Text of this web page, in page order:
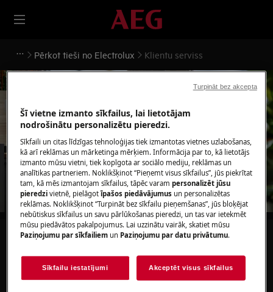
Pērkot tieši no Electrolux Klientu serviss
Atbalsts Klientu serviss
Meklēt mūsu atbalsta rakstos
Šī vietne izmanto sīkfailus, lai lietotājam
nodrošinātu personalizētu pieredzi.
Sīkfaili un citas līdzīgas tehnoloģijas tiek izmantotas vietnes uzlabošanas,
kā arī reklāmas un mārketinga mērķiem. Informācija par to, kā lietotājs
izmanto mūsu vietni, tiek kopīgota ar sociālo mediju, reklāmas un
analītikas partneriem. Noklikšķinot “Pieņemt visus sīkfailus”, jūs piekrītat
tam, kā mēs izmantojam sīkfailus, tāpēc varampersonalizēt jūsu
pieredzivietnē, pielāgotīpašos piedāvājumus un personalizētas
reklāmas. Noklikšķinot “Turpināt bez sīkfailu pieņemšanas”, jūs bloķējat
nebūtiskus sīkfailus un savu pārlūkošanas pieredzi, un tas var ietekmēt
mūsu piedāvātos pakalpojumus. Lai uzzinātu vairāk, skatiet mūsu
Paziņojumu par sīkfailiem un Paziņojumu par datu privātumu.
Sīkfailu iestatījumi Akceptēt visus sīkfailus
Turpināt bez akcepta